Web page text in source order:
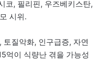
코, 필리핀, 우즈베키스탄,
시위.
질악화, 인구급증, 자연
억이 식량난 겪을 가능성